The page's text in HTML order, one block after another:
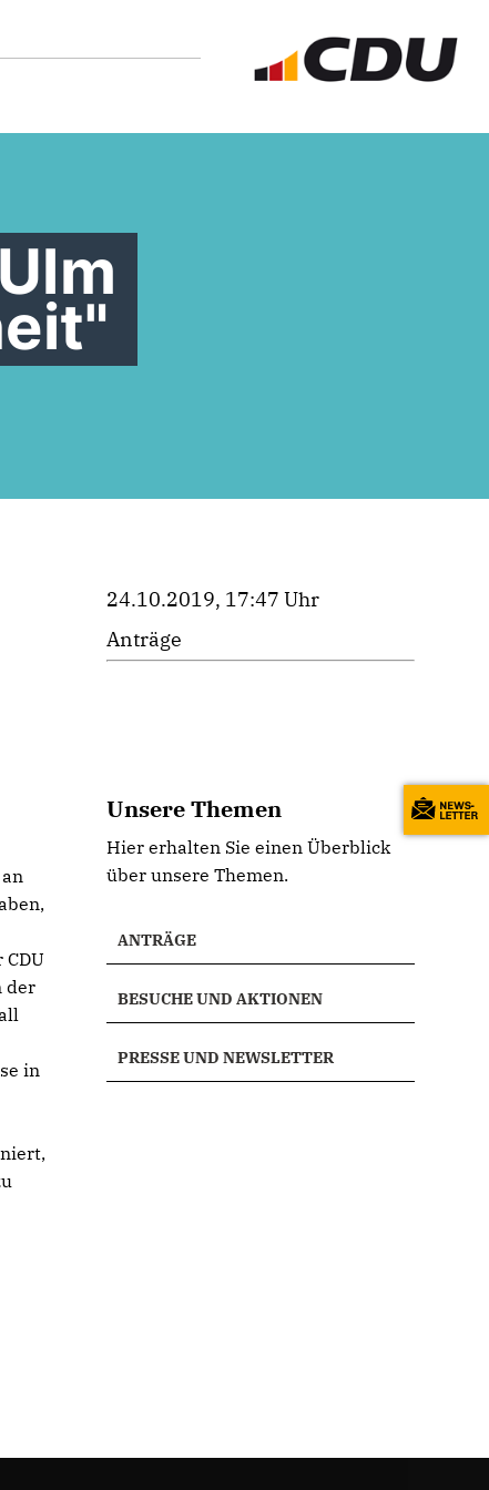
der
in
24.10.2019, 17:47 Uhr
Anträge
Unsere Themen
Hier erhalten Sie einen Überblick
über unsere Themen.
ANTRÄGE
BESUCHE UND AKTIONEN
PRESSE UND NEWSLETTER